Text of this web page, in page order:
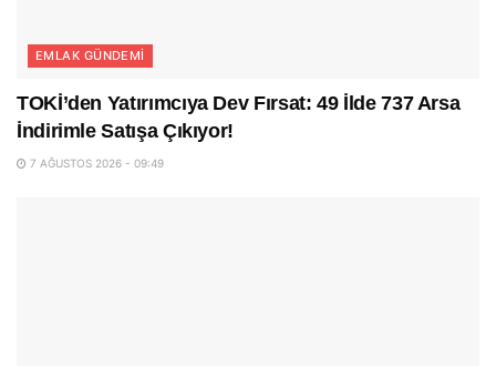
EMLAK GÜNDEMI
TOKİ’den Yatırımcıya Dev Fırsat: 49 İlde 737 Arsa
İndirimle Satışa Çıkıyor!
7 AĞUSTOS 2026 - 09:49